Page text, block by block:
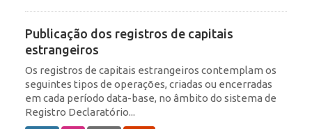
Publicação dos registros de capitais
estrangeiros
Os registros de capitais estrangeiros contemplam os
seguintes tipos de operações, criadas ou encerradas
em cada período data-base, no âmbito do sistema de
Registro Declaratório...